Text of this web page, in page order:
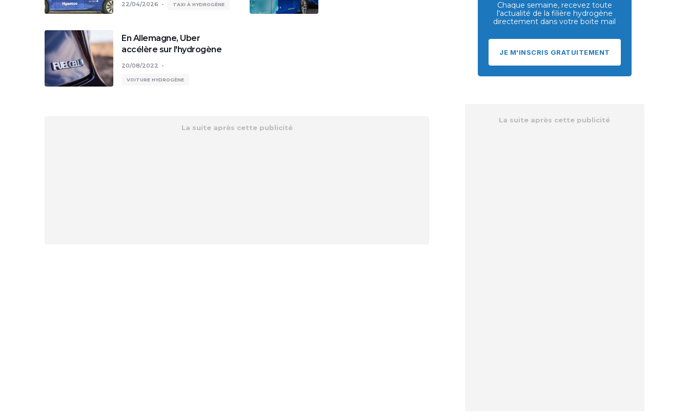
22/04/2026 TAXI À HYDROGÈNE
En Allemagne, Uber
accélère sur l'hydrogène
20/08/2022
VOITURE HYDROGÈNE
Chaque semaine, recevez toute
l'actualité de la filière hydrogène
directement dans votre boite mail
JE M'INSCRIS GRATUITEMENT